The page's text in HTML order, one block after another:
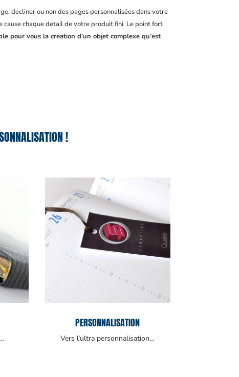
decliner ou non des pages personnalisées dans votre
cause chaque detail de votre produit fini. Le point fort
pour vous la creation d’un objet complexe qu’est
!
PERSONNALISATION
Vers l’ultra personnalisation…